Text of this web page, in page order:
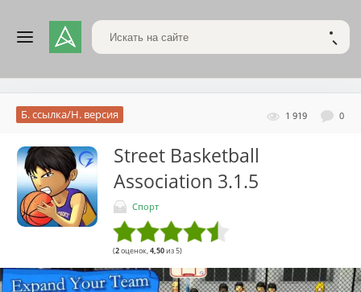
Поиск по сайту
1 919 0
Б. ссылка/Н. версия
Street Basketball
Association 3.1.5
Спорт
(2оценок, 4,50из 5)